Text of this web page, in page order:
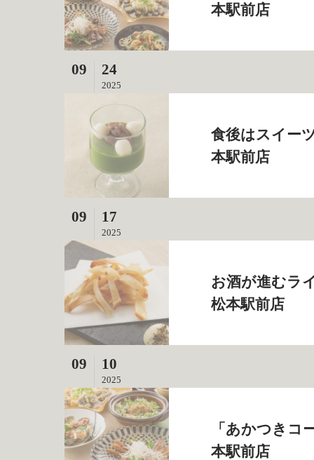
本駅前店
09 24
2025
食後はスイー
本駅前店
09 17
2025
お酒が進むラ
松本駅前店
09 10
2025
「あかつきコ
本駅前店